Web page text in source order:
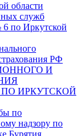
области
служб
по Иркутской
РФ
И
ИРКУТСКОЙ
по
надзору по
Бурятия